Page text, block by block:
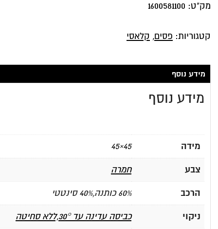
חמרה
מק"ט: 1600581100
קטגוריות: פסים, קלאסי
מידע נוסף
מידע נוסף
מידה 45×45
צבע חמרה
הרכב 60% כותנה,40% סינטטי
ניקוי כביסה עדינה עד 30°,ללא סחיטה